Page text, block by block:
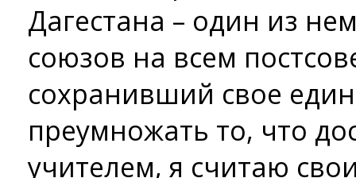
Дагестана – один из
союзов на всем
сохранивший свое
преумножать то, что
учителем, я считаю